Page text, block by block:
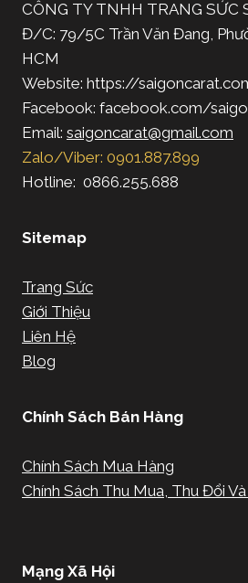
CÔNG TY TNHH TRANG SỨC
Đ/C: 79/5C Trần Văn Đang,
HCM
Website: https://
Facebook: facebook.com/
Email: saigoncarat@gmail.com
Zalo/Viber: 0901.887.899
Hotline: 0866.255.688
Sitemap
Trang Sức
Giới Thiệu
Liên Hệ
Blog
Chính Sách Bán Hàng
Chính Sách Mua Hàng
Chính Sách Thu Mua, Thu Đổi
Mạng Xã Hội